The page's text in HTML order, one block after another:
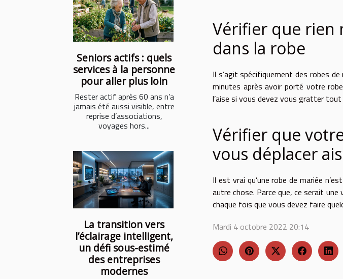
Seniors actifs : quels
services à la personne
pour aller plus loin
Rester actif après 60 ans n’a
jamais été aussi visible, entre
reprise d’associations,
voyages hors...
La transition vers
l’éclairage intelligent,
un défi sous-estimé
des entreprises
modernes
Vérifier que rien
dans la robe
Il s’agit spécifiquement des robes
minutes après avoir porté votre
l’aise si vous devez vous gratter tout
Vérifier que
vous déplacer
Il est vrai qu’une robe de mariée
autre chose. Parce que, ce serait
chaque fois que vous devez faire
Mardi 4 octobre 2022 20:14